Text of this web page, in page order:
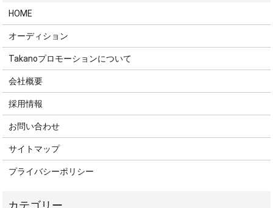
HOME
オーディション
Takanoプロモーションについて
会社概要
採用情報
お問い合わせ
サイトマップ
プライバシーポリシー